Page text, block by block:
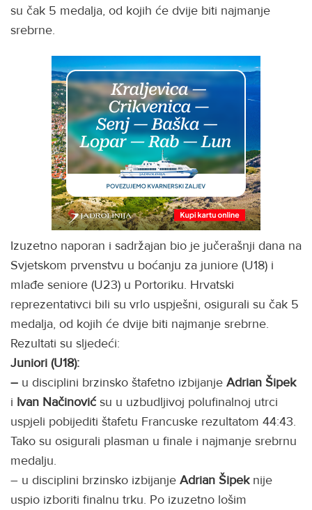
su čak 5 medalja, od kojih će dvije biti najmanje
srebrne.
Izuzetno naporan i sadržajan bio je jučerašnji dana na
Svjetskom prvenstvu u boćanju za juniore (U18) i
mlađe seniore (U23) u Portoriku. Hrvatski
reprezentativci bili su vrlo uspješni, osigurali su čak 5
medalja, od kojih će dvije biti najmanje srebrne.
Rezultati su sljedeći:
Juniori (U18):
– u disciplini brzinsko štafetno izbijanje Adrian Šipek
i Ivan Načinovićsu u uzbudljivoj polufinalnoj utrci
uspjeli pobijediti štafetu Francuske rezultatom 44:43.
Tako su osigurali plasman u finale i najmanje srebrnu
medalju.
– u disciplini brzinsko izbijanje Adrian Šipek nije
uspio izboriti finalnu trku. Po izuzetno lošim